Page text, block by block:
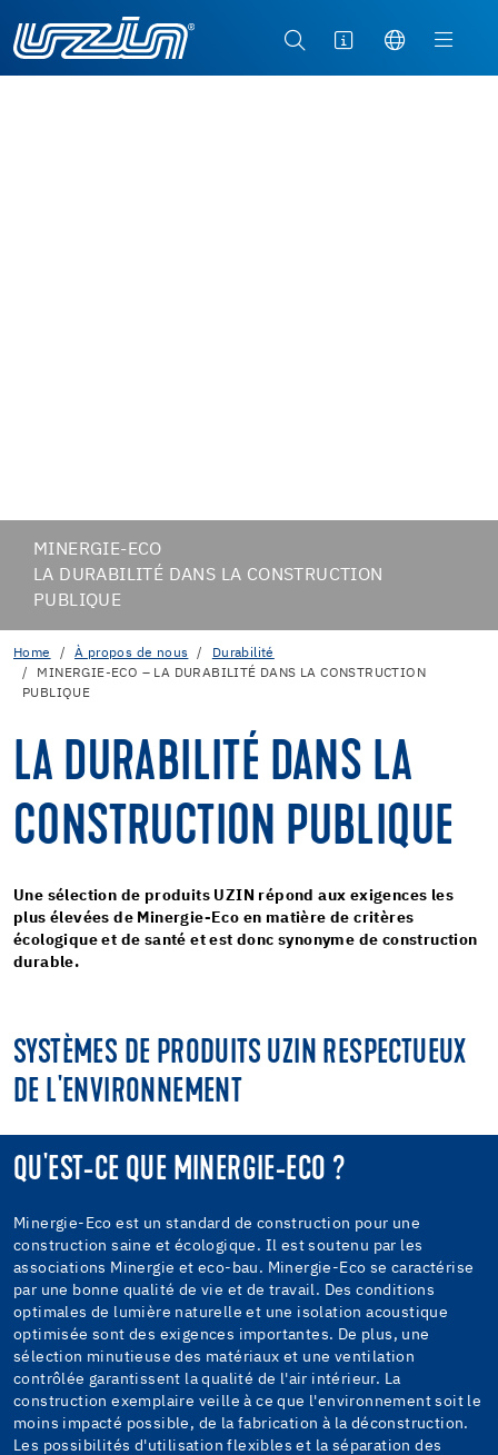
MINERGIE-ECO
LA DURABILITÉ DANS LA CONSTRUCTION
PUBLIQUE
Home À propos de nous
Durabilité
MINERGIE-ECO – LA DURABILITÉ DANS LA CONSTRUCTION
PUBLIQUE
LA DURABILITÉ DANS LA
CONSTRUCTION PUBLIQUE
Une sélection de produits UZIN répond aux exigences les
plus élevées de Minergie-Eco en matière de critères
écologique et de santé et est donc synonyme de construction
durable.
SYSTÈMES DE PRODUITS UZIN RESPECTUEUX
DE L'ENVIRONNEMENT
QU'EST-CE QUE MINERGIE-ECO ?
Minergie-Eco est un standard de construction pour une
construction saine et écologique. Il est soutenu par les
associations Minergie et eco-bau. Minergie-Eco se caractérise
par une bonne qualité de vie et de travail. Des conditions
optimales de lumière naturelle et une isolation acoustique
optimisée sont des exigences importantes. De plus, une
sélection minutieuse des matériaux et une ventilation
contrôlée garantissent la qualité de l'air intérieur. La
construction exemplaire veille à ce que l'environnement soit le
moins impacté possible, de la fabrication à la déconstruction.
Les possibilités d'utilisation flexibles et la séparation des